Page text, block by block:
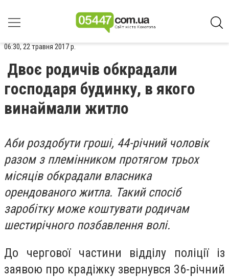
06:30, 22 травня 2017 р.
Двоє родичів обкрадали
господаря будинку, в якого
винаймали житло
Аби роздобути гроші, 44-річний чоловік
разом з племінником протягом трьох
місяців обкрадали власника
орендованого житла. Такий спосіб
заробітку може коштувати родичам
шестирічного позбавлення волі.
До чергової частини відділу поліції із
заявою про крадіжку звернувся 36-річний